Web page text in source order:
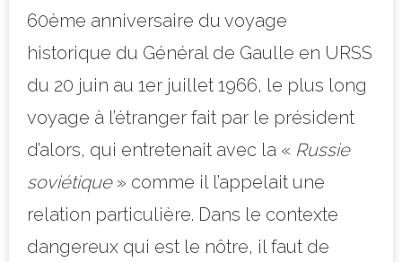
60ème anniversaire du voyage
historique du Général de Gaulle en URSS
du 20 juin au 1er juillet 1966, le plus long
voyage à l’étranger fait par le président
d’alors, qui entretenait avec la « Russie
soviétique» comme il l’appelait une
relation particulière. Dans le contexte
dangereux qui est le nôtre, il faut de